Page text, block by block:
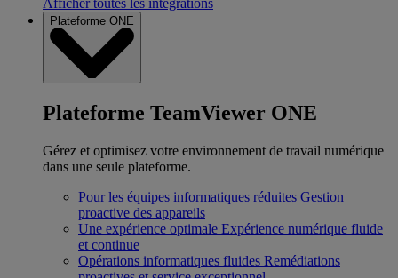
Afficher toutes les intégrations
Plateforme ONE
Plateforme TeamViewer ONE
Gérez et optimisez votre environnement de travail numérique
dans une seule plateforme.
Pour les équipes informatiques réduites Gestion
proactive des appareils
Une expérience optimale Expérience numérique fluide
et continue
Opérations informatiques fluides Remédiations